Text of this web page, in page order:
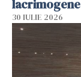
lacrimogene
30 IULIE 2026